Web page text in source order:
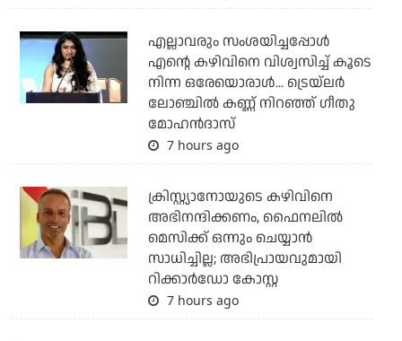
എല്ലാവരും സംശയിച്ചപ്പോള്‍
എന്റെ കഴിവിനെ വിശ്വസിച്ച് കൂടെ
നിന്ന ഒരേയൊരാള്‍... ട്രെയ്‌ലര്‍
ലോഞ്ചില്‍ കണ്ണ് നിറഞ്ഞ് ഗീതു
മോഹന്‍ദാസ്
7 hours ago
ക്രിസ്റ്റ്യാനോയുടെ കഴിവിനെ
അഭിനന്ദിക്കണം, ഫൈനലില്‍
മെസിക്ക് ഒന്നും ചെയ്യാന്‍
സാധിച്ചില്ല; അഭിപ്രായവുമായി
റിക്കാര്‍ഡോ കോസ്റ്റ
7 hours ago